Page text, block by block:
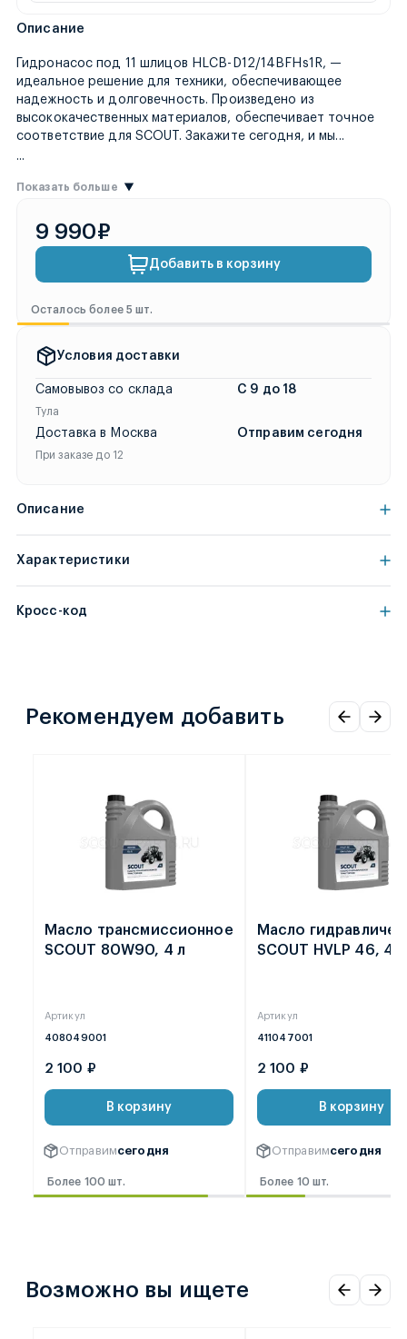
Описание
Гидронасос под 11 шлицов HLCB-D12/14BFHs1R, —
идеальное решение для техники, обеспечивающее
надежность и долговечность. Произведено из
высококачественных материалов, обеспечивает точное
соответствие для SCOUT. Закажите сегодня, и мы...
...
Показать больше
9 990₽
Добавить в корзину
Осталось более 5 шт.
Условия доставки
Самовывоз со склада
Тула
С 9 до 18
Доставка в Москва
При заказе до 12
Отправим сегодня
Описание
Характеристики
Кросс-код
Рекомендуем добавить
Масло трансмиссионное
SCOUT 80W90, 4 л
Артикул
408049001
2 100 ₽
В корзину
Отправимсегодня
Более 100 шт.
Масло
SCOUT HVLP 46, 4 л
Артикул
411047001
2 100 ₽
В корзину
Отправимсегодня
Более 10 шт.
Возможно вы ищете